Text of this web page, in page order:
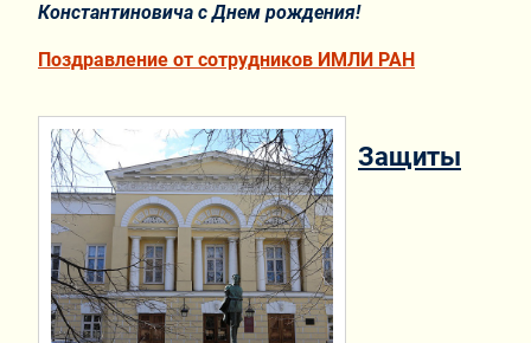
Константиновича с Днем рождения!
Поздравление от сотрудников ИМЛИ РАН
Защиты